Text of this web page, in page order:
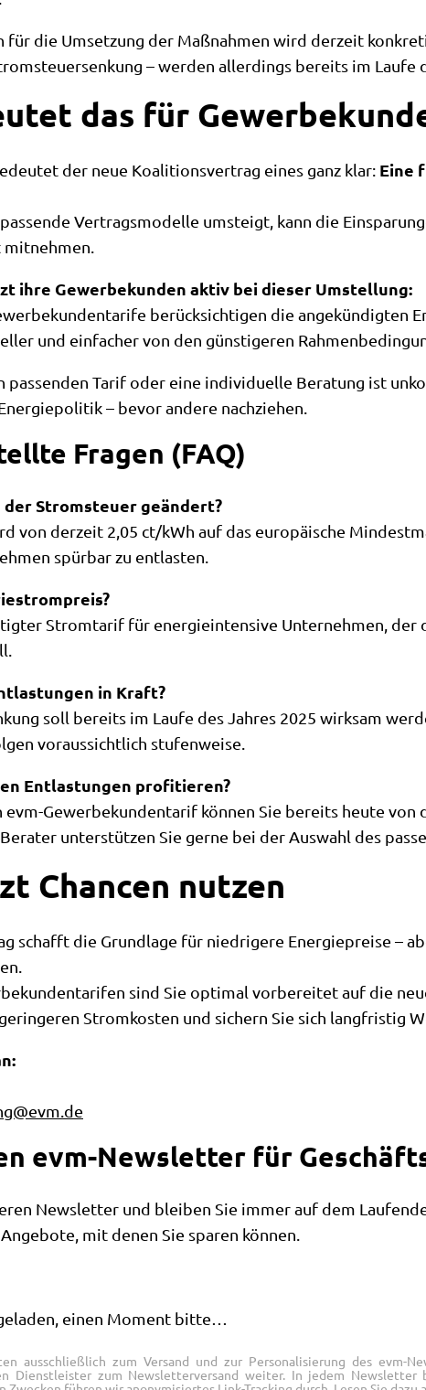
für die Umsetzung der Maßnahmen wird derzeit
– werden allerdings bereits im Laufe
das für
der neue Koalitionsvertrag eines ganz klar: Eine
Vertragsmodelle umsteigt, kann die
ihre Gewerbekunden aktiv bei dieser Umstellung:
berücksichtigen die angekündigten
und einfacher von den günstigeren
passenden Tarif oder eine individuelle Beratung ist
– bevor andere nachziehen.
Fragen (FAQ)
der Stromsteuer geändert?
von derzeit 2,05 ct/kWh auf das europäische
spürbar zu entlasten.
Stromtarif für energieintensive Unternehmen,
in Kraft?
soll bereits im Laufe des Jahres 2025 wirksam
voraussichtlich stufenweise.
Entlastungen profitieren?
Gewerbekundentarif können Sie bereits heute von
unterstützen Sie gerne bei der Auswahl des
Chancen nutzen
schafft die Grundlage für niedrigere Energiepreise –
sind Sie optimal vorbereitet auf die
Stromkosten und sichern Sie sich langfristig
evm-Newsletter für
Newsletter und bleiben Sie immer auf dem
mit denen Sie sparen können.
einen Moment bitte…
ausschließlich zum Versand und zur Personalisierung des evm-
Dienstleister zum Newsletterversand weiter. In jedem